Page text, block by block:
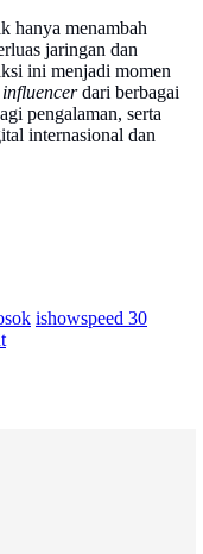
hanya menambah
jaringan dan
ini menjadi momen
influencerdari berbagai
pengalaman, serta
internasional dan
ishowspeed 30